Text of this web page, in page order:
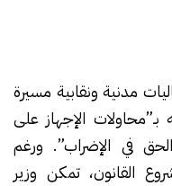
مدنية ونقابية مسيرة
الإجهاز على
في الإضراب”. ورغم
القانون، تمكن وزير